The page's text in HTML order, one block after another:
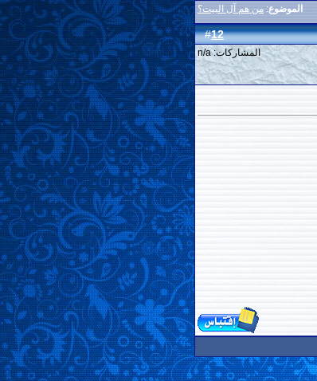
الموضوع: من هم آل البيت؟
#
12
المشاركات: n/a